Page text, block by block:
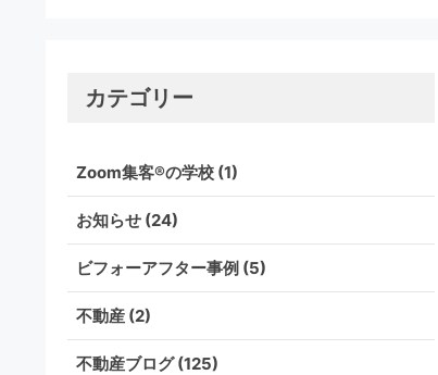
カテゴリー
Zoom集客®の学校(1)
お知らせ(24)
ビフォーアフター事例(5)
不動産(2)
不動産ブログ(125)